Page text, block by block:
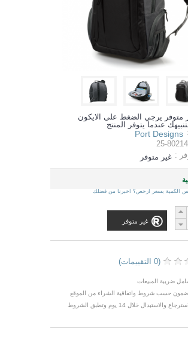
متوفر يرجي الضغط على الايكون
عندما يتوفر المنتج
Port Designs
25-80214
: غير متوفر
الكمية بسعر ارخص؟ اخبرنا من فضلك
غير متوفر
(0 التقييمات)
ضريبة المبيعات
حسب شروط واتفاقية الشراء من الموقع
> يمكن الاسترجاع والاستبدال خلال 14 يوم وتطبق الشروط